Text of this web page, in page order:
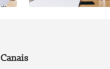
Canais